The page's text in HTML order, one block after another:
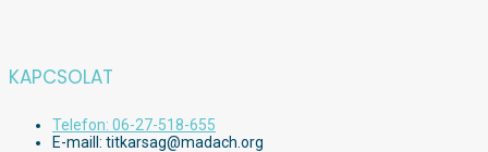
KAPCSOLAT
Telefon: 06-27-518-655
E-maill: titkarsag@madach.org